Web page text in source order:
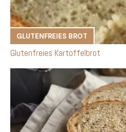
GLUTENFREIES BROT
Glutenfreies Kartoffelbrot